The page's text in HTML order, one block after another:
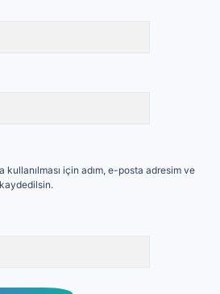
kullanılması için adım, e-posta adresim ve